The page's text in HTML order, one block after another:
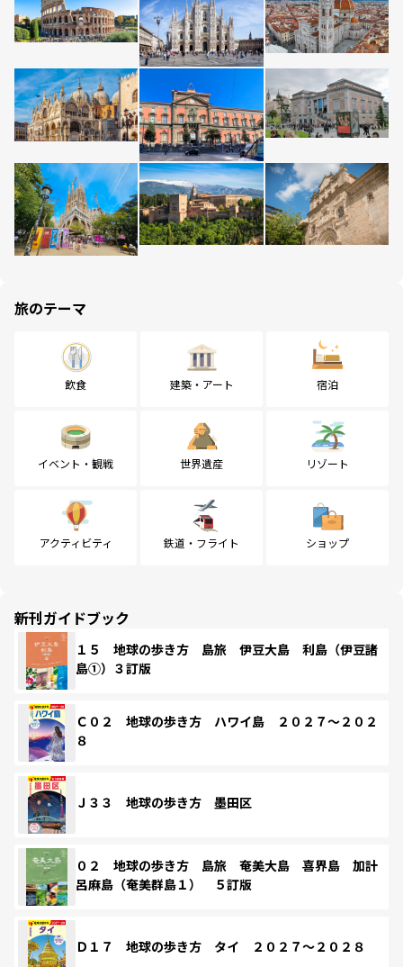
旅のテーマ
飲食 建築・アート 宿泊
イベント・観戦 世界遺産 リゾート
アクティビティ 鉄道・フライト ショップ
新刊ガイドブック
１５ 地球の歩き方 島旅 伊豆大島 利島（伊豆諸
島①）３訂版
Ｃ０２ 地球の歩き方 ハワイ島 ２０２７～２０２
８
Ｊ３３ 地球の歩き方 墨田区
０２ 地球の歩き方 島旅 奄美大島 喜界島 加計
呂麻島（奄美群島１） ５訂版
Ｄ１７ 地球の歩き方 タイ ２０２７～２０２８